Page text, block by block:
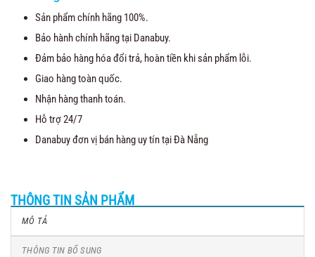
Sản phẩm chính hãng 100%.
Bảo hành chính hãng tại Danabuy.
Đảm bảo hàng hóa đổi trả, hoàn tiền khi sản phẩm lỗi.
Giao hàng toàn quốc.
Nhận hàng thanh toán.
Hỗ trợ 24/7
Danabuy đơn vị bán hàng uy tín tại Đà Nẵng
THÔNG TIN SẢN PHẨM
MÔ TẢ
THÔNG TIN BỔ SUNG